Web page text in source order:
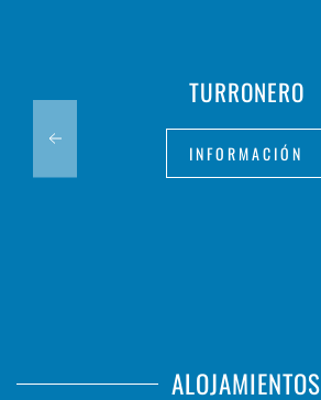
TURRONERO
INFORMACIÓN
ALOJAMIENTOS